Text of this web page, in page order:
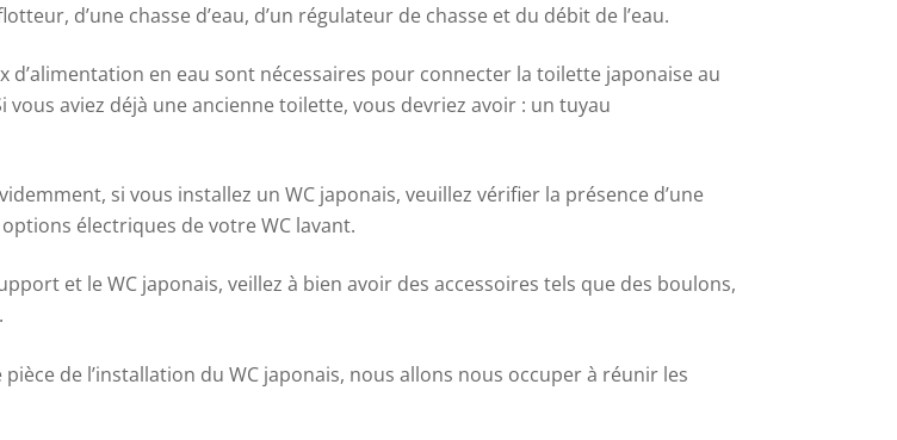
d’une chasse d’eau, d’un régulateur de chasse et du débit de l’eau.
d’alimentation en eau sont nécessaires pour connecter la toilette japonaise au
aviez déjà une ancienne toilette, vous devriez avoir : un tuyau
si vous installez un WC japonais, veuillez vérifier la présence d’une
électriques de votre WC lavant.
et le WC japonais, veillez à bien avoir des accessoires tels que des boulons,
de l’installation du WC japonais, nous allons nous occuper à réunir les